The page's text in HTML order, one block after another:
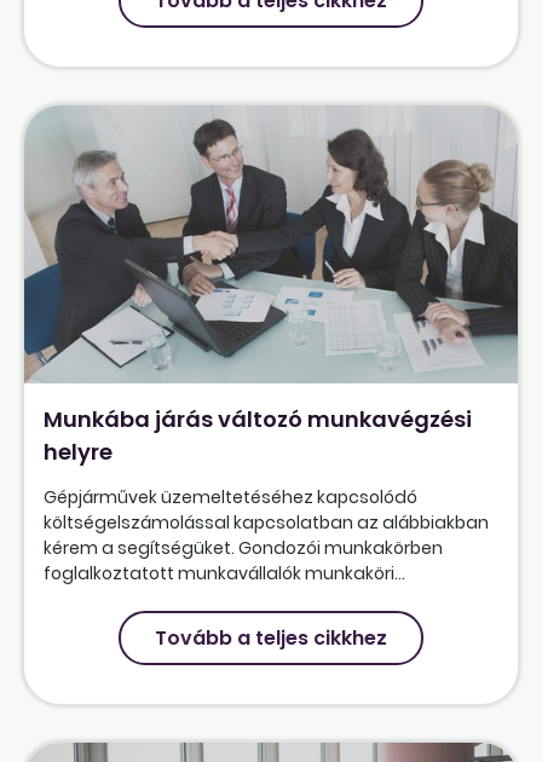
Munkába járás változó munkavégzési
helyre
Gépjárművek üzemeltetéséhez kapcsolódó
költségelszámolással kapcsolatban az alábbiakban
kérem a segítségüket. Gondozói munkakörben
foglalkoztatott munkavállalók munkaköri...
Tovább a teljes cikkhez